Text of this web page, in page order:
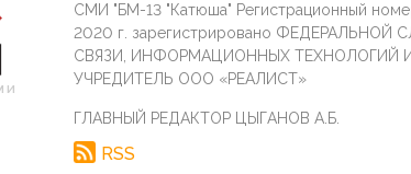
СМИ "БМ-13 "Катюша" Регистрационный
2020 г. зарегистрировано
СВЯЗИ, ИНФОРМАЦИОННЫХ ТЕХНОЛОГИЙ
УЧРЕДИТЕЛЬ ООО «РЕАЛИСТ»
ГЛАВНЫЙ РЕДАКТОР ЦЫГАНОВ А.Б.
RSS